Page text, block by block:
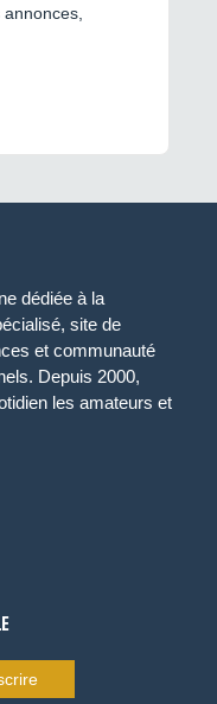
dédiée à la
site de
et communauté
Depuis 2000,
les amateurs et